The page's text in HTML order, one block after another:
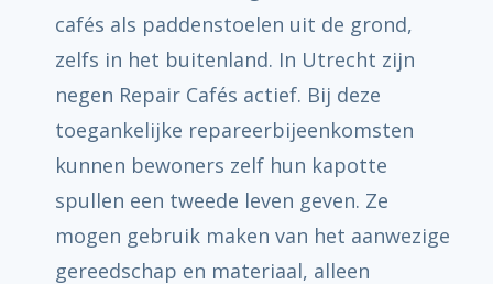
cafés als paddenstoelen uit de grond,
zelfs in het buitenland. In Utrecht zijn
negen Repair Cafés actief. Bij deze
toegankelijke repareerbijeenkomsten
kunnen bewoners zelf hun kapotte
spullen een tweede leven geven. Ze
mogen gebruik maken van het aanwezige
gereedschap en materiaal, alleen